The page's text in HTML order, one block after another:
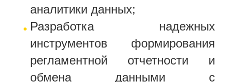
аналитики данных;
Разработка надежных
инструментов формирования
регламентной отчетности и
обмена данными с